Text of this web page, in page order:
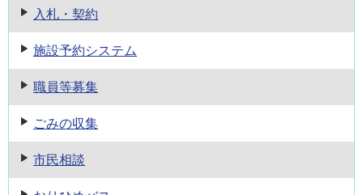
入札・契約
施設予約システム
職員等募集
ごみの収集
市民相談